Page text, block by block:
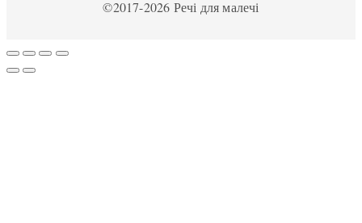
©2017-2026 Речі для малечі